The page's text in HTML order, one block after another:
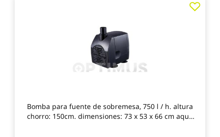
Bomba para fuente de sobremesa, 750 l / h. altura
chorro: 150cm. dimensiones: 73 x 53 x 66 cm aqua